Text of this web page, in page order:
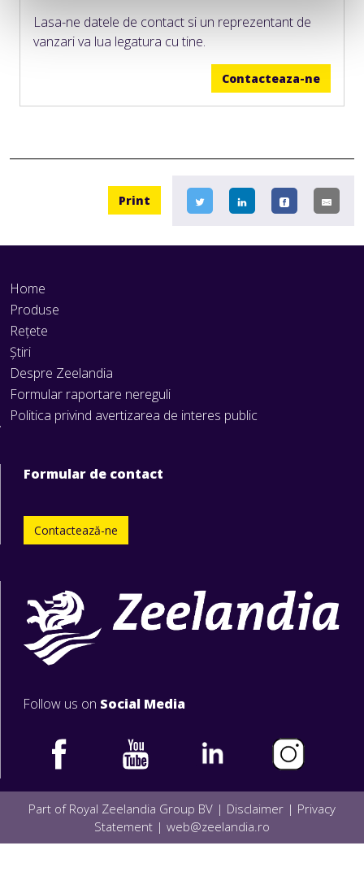
Lasa-ne datele de contact si un reprezentant de
vanzari va lua legatura cu tine.
Contacteaza-ne
Print
Home
Produse
Rețete
Știri
Despre Zeelandia
Formular raportare nereguli
Politica privind avertizarea de interes public
Formular de contact
Contactează-ne
Follow us on Social Media
Part of Royal Zeelandia Group BV | Disclaimer | Privacy
Statement | web@zeelandia.ro